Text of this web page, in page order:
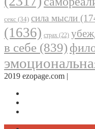
секс (34) сила мысли
(1636) страх (22)
в себе (839)
2019 ezopage.com |